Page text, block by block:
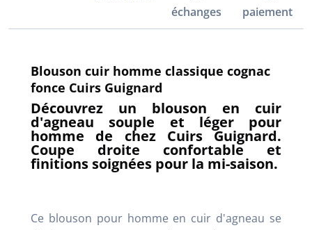
échanges
paiement
Blouson cuir homme classique cognac
fonce Cuirs Guignard
Découvrez un blouson en cuir
d'agneau souple et léger pour
homme de chez Cuirs Guignard.
Coupe droite confortable et
finitions soignées pour la mi-saison.
Ce blouson pour homme en cuir d'agneau se